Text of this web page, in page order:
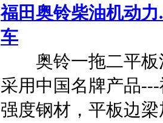
福田奥铃柴油机动
车
奥铃一拖二平板
采用中国名牌产品
强度钢材，平板边